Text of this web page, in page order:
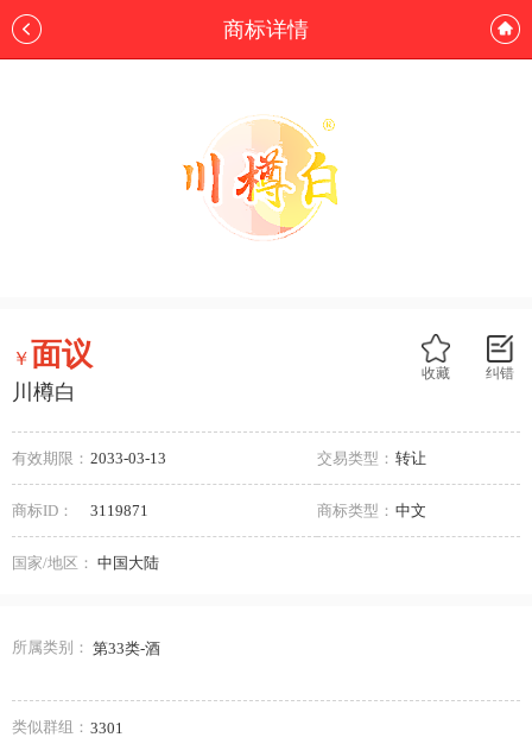
商标详情
纠错
收藏
￥面议
川樽白
有效期限： 2033-03-13 交易类型： 转让
商标ID： 3119871 商标类型： 中文
国家/地区： 中国大陆
所属类别： 第33类-酒
类似群组： 3301